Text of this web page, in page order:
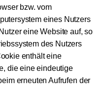
bzw. vom
eines Nutzers
eine Website auf, so
des Nutzers
enthält eine
die eine eindeutige
erneuten Aufrufen der